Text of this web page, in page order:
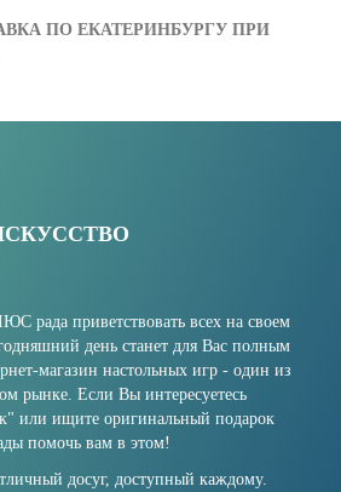
ПО ЕКАТЕРИНБУРГУ ПРИ
рада приветствовать всех на своем
день станет для Вас полным
магазин настольных игр - один из
рынке. Если Вы интересуетесь
или ищите оригинальный подарок
помочь вам в этом!
досуг, доступный каждому.